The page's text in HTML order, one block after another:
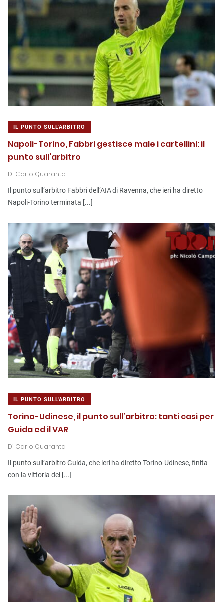
IL PUNTO SULL'ARBITRO
Napoli-Torino, Fabbri gestisce male i cartellini: il
punto sull’arbitro
Di Carlo Quaranta
Il punto sull’arbitro Fabbri dell’AIA di Ravenna, che ieri ha diretto
Napoli-Torino terminata [...]
IL PUNTO SULL'ARBITRO
Torino-Udinese, il punto sull’arbitro: tanti casi per
Guida ed il VAR
Di Carlo Quaranta
Il punto sull’arbitro Guida, che ieri ha diretto Torino-Udinese, finita
con la vittoria dei [...]